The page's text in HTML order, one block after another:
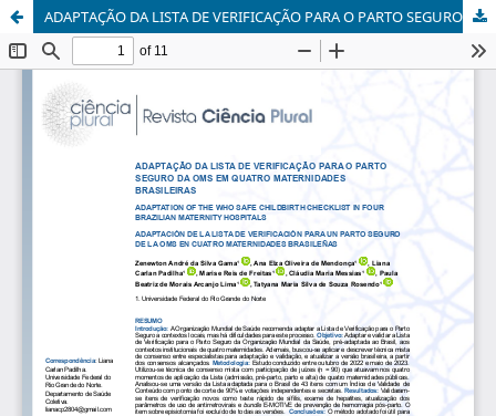
ADAPTAÇÃO DA LISTA DE VERIFICAÇÃO PARA O PARTO SEGURO DA OMS EM QUATRO MATERNIDADES BRASILEIRAS